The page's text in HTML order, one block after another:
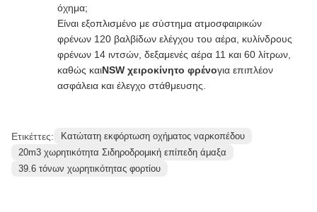
όχημα;
Είναι εξοπλισμένο με σύστημα ατμοσφαιρικών
φρένων 120 βαλβίδων ελέγχου του αέρα, κυλίνδρους
φρένων 14 ιντσών, δεξαμενές αέρα 11 και 60 λίτρων,
καθώς καιNSW χειροκίνητο φρένογια επιπλέον
ασφάλεια και έλεγχο στάθμευσης.
Ετικέττες:
Κατώτατη εκφόρτωση οχήματος ναρκοπέδου
20m3 χωρητικότητα Σιδηροδρομική επίπεδη άμαξα
39.6 τόνων χωρητικότητας φορτίου